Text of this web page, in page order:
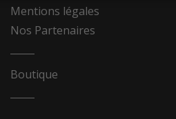
Mentions légales
Nos Partenaires
Boutique